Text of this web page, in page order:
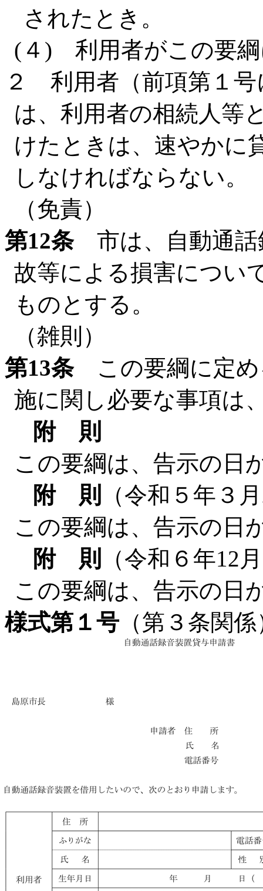
されたとき。
(４) 利用者がこの要
２ 利用者（前項第１
は、利用者の相続人等
けたときは、速やかに
しなければならない。
（免責）
第12条市は、自動通話
故等による損害につい
ものとする。
（雑則）
第13条この要綱に定め
施に関し必要な事項は
附 則
この要綱は、告示の日
附 則
（令和５年３
この要綱は、告示の日
附 則
（令和６年12
この要綱は、告示の日
様式第１号（第３条関係